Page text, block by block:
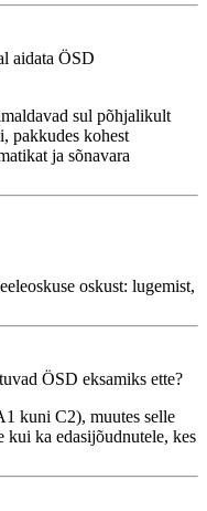
aidata ÖSD
sul põhjalikult
pakkudes kohest
ja sõnavara
oskust: lugemist,
ÖSD eksamiks ette?
kuni C2), muutes selle
kui ka edasijõudnutele, kes